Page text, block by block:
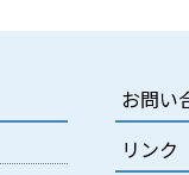
お問い
リンク